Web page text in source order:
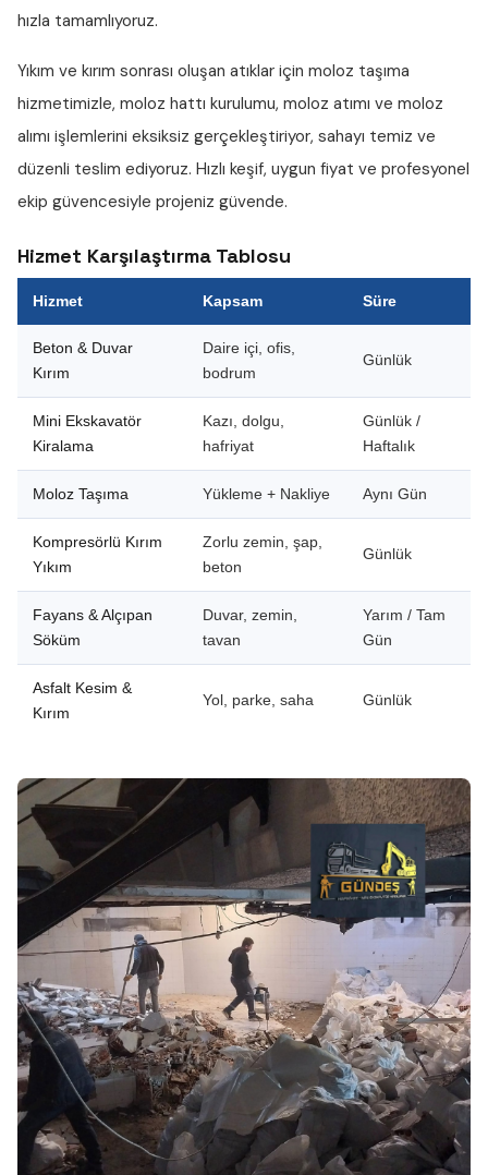
hızla tamamlıyoruz.
Yıkım ve kırım sonrası oluşan atıklar için moloz taşıma
hizmetimizle, moloz hattı kurulumu, moloz atımı ve moloz
alımı işlemlerini eksiksiz gerçekleştiriyor, sahayı temiz ve
düzenli teslim ediyoruz. Hızlı keşif, uygun fiyat ve profesyonel
ekip güvencesiyle projeniz güvende.
Hizmet Karşılaştırma Tablosu
Hizmet Kapsam Süre
Beton & Duvar
Kırım
Daire içi, ofis,
bodrum
Günlük
Mini Ekskavatör
Kiralama
Kazı, dolgu,
hafriyat
Günlük /
Haftalık
Moloz Taşıma Yükleme + Nakliye Aynı Gün
Kompresörlü Kırım
Yıkım
Zorlu zemin, şap,
beton
Günlük
Fayans & Alçıpan
Söküm
Duvar, zemin,
tavan
Yarım / Tam
Gün
Asfalt Kesim &
Kırım
Yol, parke, saha Günlük